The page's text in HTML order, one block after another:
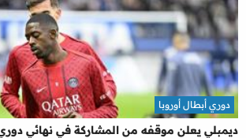
ديمبلي يعلن موقفه من المشاركة في نهائي دوري
دوري أبطال أوروبا